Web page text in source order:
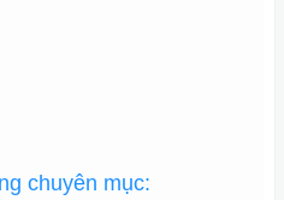
chuyên mục: